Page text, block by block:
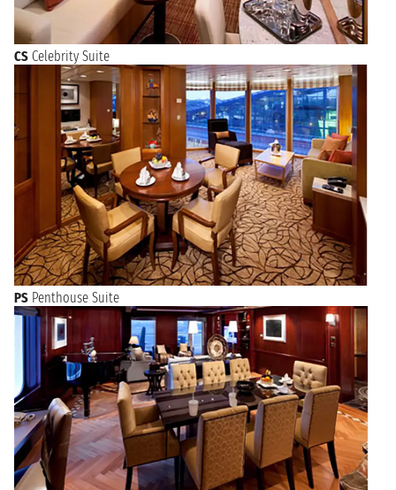
CS Celebrity Suite
PS Penthouse Suite